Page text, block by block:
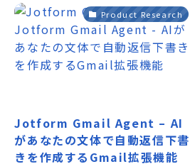
Product Research
Jotform Gmail Agent – AI
があなたの文体で自動返信下書
きを作成するGmail拡張機能